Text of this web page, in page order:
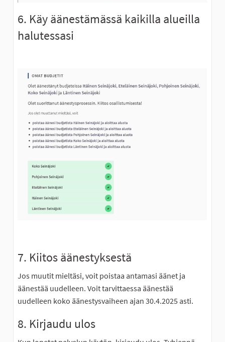
6. Käy äänestämässä kaikilla alueilla
halutessasi
7. Kiitos äänestyksestä
Jos muutit mieltäsi, voit poistaa antamasi äänet ja
äänestää uudelleen. Voit tarvittaessa äänestää
uudelleen koko äänestysvaiheen ajan 30.4.2025 asti.
8. Kirjaudu ulos